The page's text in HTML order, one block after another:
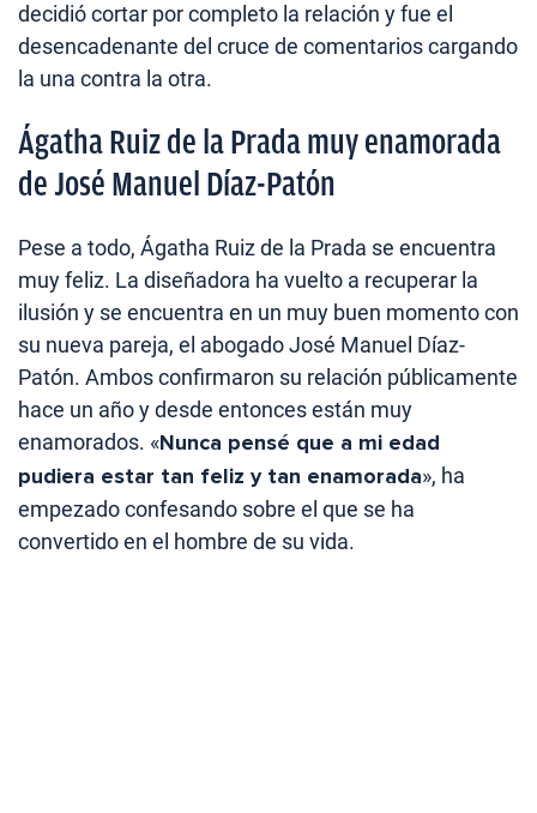
decidió cortar por completo la relación y fue el
desencadenante del cruce de comentarios cargando
la una contra la otra.
Ágatha Ruiz de la Prada muy enamorada
de José Manuel Díaz-Patón
Pese a todo, Ágatha Ruiz de la Prada se encuentra
muy feliz. La diseñadora ha vuelto a recuperar la
ilusión y se encuentra en un muy buen momento con
su nueva pareja, el abogado José Manuel Díaz-
Patón. Ambos confirmaron su relación públicamente
hace un año y desde entonces están muy
enamorados. «Nunca pensé que a mi edad
pudiera estar tan feliz y tan enamorada», ha
empezado confesando sobre el que se ha
convertido en el hombre de su vida.